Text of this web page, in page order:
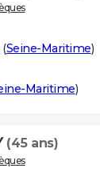
(Seine-Maritime)
Maritime)
(45 ans)